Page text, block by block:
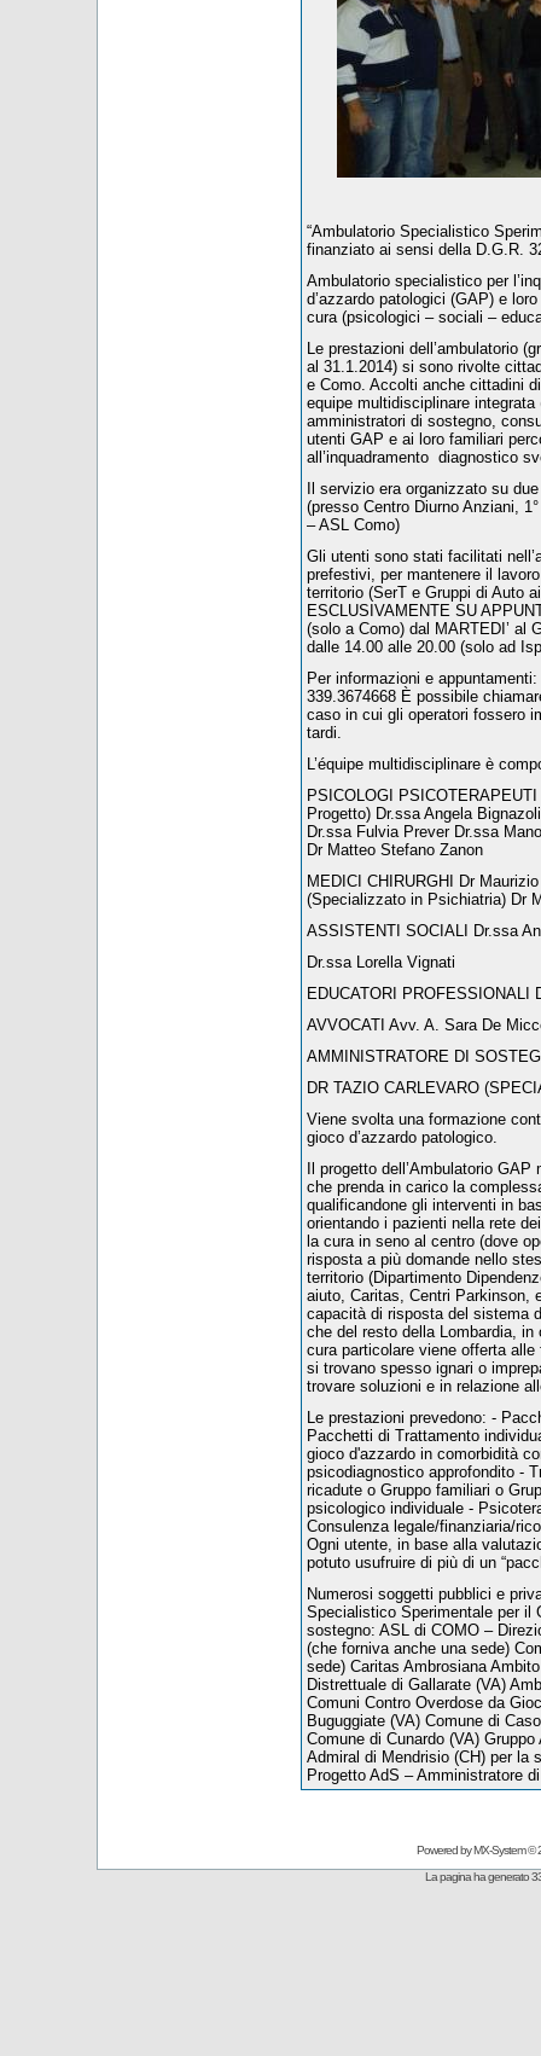
“Ambulatorio Specialistico
finanziato ai sensi della D.G.R.
Ambulatorio specialistico per
d’azzardo patologici (GAP) e
cura (psicologici – sociali –
Le prestazioni dell’ambulatorio
al 31.1.2014) si sono rivolte
e Como. Accolti anche cittadini
equipe multidisciplinare
amministratori di sostegno,
utenti GAP e ai loro familiari
all’inquadramento diagnostico
Il servizio era organizzato su
(presso Centro Diurno Anziani,
– ASL Como)
Gli utenti sono stati facilitati
prefestivi, per mantenere il
territorio (SerT e Gruppi di Auto
ESCLUSIVAMENTE SU
(solo a Como) dal MARTEDI’ al
dalle 14.00 alle 20.00 (solo ad
Per informazioni e
339.3674668 È possibile
caso in cui gli operatori fossero
tardi.
L’équipe multidisciplinare è
PSICOLOGI
Progetto) Dr.ssa Angela
Dr.ssa Fulvia Prever Dr.ssa
Dr Matteo Stefano Zanon
MEDICI CHIRURGHI Dr
(Specializzato in Psichiatria) Dr
ASSISTENTI SOCIALI Dr.ssa
Dr.ssa Lorella Vignati
EDUCATORI PROFESSIONALI
AVVOCATI Avv. A. Sara De
AMMINISTRATORE DI
DR TAZIO CARLEVARO
Viene svolta una formazione
gioco d’azzardo patologico.
Il progetto dell’Ambulatorio
che prenda in carico la
qualificandone gli interventi in
orientando i pazienti nella rete
la cura in seno al centro (dove
risposta a più domande nello
territorio (Dipartimento
aiuto, Caritas, Centri Parkinson,
capacità di risposta del sistema
che del resto della Lombardia,
cura particolare viene offerta
si trovano spesso ignari o
trovare soluzioni e in relazione
Le prestazioni prevedono: -
Pacchetti di Trattamento
gioco d'azzardo in comorbidità
psicodiagnostico approfondito -
ricadute o Gruppo familiari o
psicologico individuale -
Consulenza legale/finanziaria/
Ogni utente, in base alla
potuto usufruire di più di un
Numerosi soggetti pubblici e
Specialistico Sperimentale per il
sostegno: ASL di COMO –
(che forniva anche una sede)
sede) Caritas Ambrosiana
Distrettuale di Gallarate (VA)
Comuni Contro Overdose da
Buguggiate (VA) Comune di
Comune di Cunardo (VA)
Admiral di Mendrisio (CH) per la
Progetto AdS – Amministratore
Powered byMX-System©
La pagina ha generato